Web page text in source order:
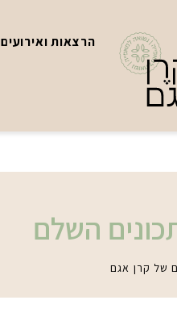
הרצאות ואירועים
השלם
של קרן אגם